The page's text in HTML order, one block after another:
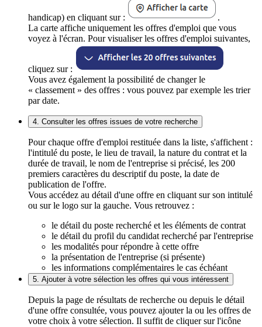
handicap) en cliquant sur :
.
La carte affiche uniquement les offres d'emploi que vous
voyez à l'écran. Pour visualiser les offres d'emploi suivantes,
cliquez sur :
Vous avez également la possibilité de changer le
« classement » des offres : vous pouvez par exemple les trier
par date.
4. Consulter les offres issues de votre recherche
Pour chaque offre d'emploi restituée dans la liste, s'affichent :
l'intitulé du poste, le lieu de travail, la nature du contrat et la
durée de travail, le nom de l'entreprise si précisé, les 200
premiers caractères du descriptif du poste, la date de
publication de l'offre.
Vous accédez au détail d'une offre en cliquant sur son intitulé
ou sur le logo sur la gauche. Vous retrouvez :
le détail du poste recherché et les éléments de contrat
le détail du profil du candidat recherché par l'entreprise
les modalités pour répondre à cette offre
la présentation de l'entreprise (si présente)
les informations complémentaires le cas échéant
5. Ajouter à votre sélection les offres qui vous intéressent
Depuis la page de résultats de recherche ou depuis le détail
d'une offre consultée, vous pouvez ajouter la ou les offres de
votre choix à votre sélection. Il suffit de cliquer sur l'icône